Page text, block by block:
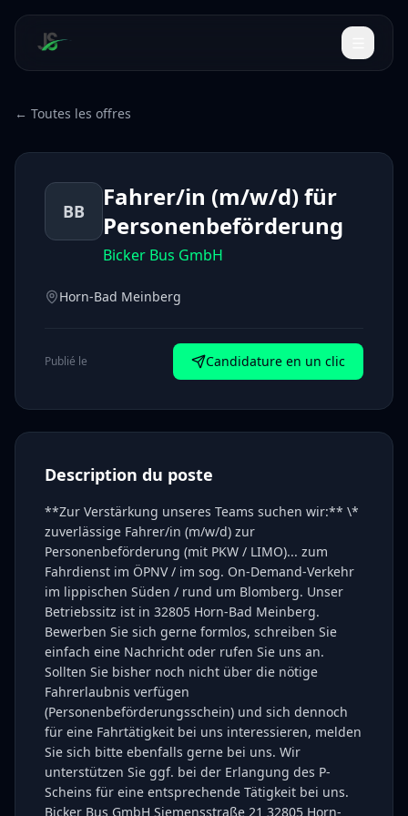
← Toutes les offres
BB
Fahrer/in (m/w/d) für
Personenbeförderung
Bicker Bus GmbH
Horn-Bad Meinberg
Publié le Candidature en un clic
Description du poste
**Zur Verstärkung unseres Teams suchen wir:** \*
zuverlässige Fahrer/in (m/w/d) zur
Personenbeförderung (mit PKW / LIMO)... zum
Fahrdienst im ÖPNV / im sog. On-Demand-Verkehr
im lippischen Süden / rund um Blomberg. Unser
Betriebssitz ist in 32805 Horn-Bad Meinberg.
Bewerben Sie sich gerne formlos, schreiben Sie
einfach eine Nachricht oder rufen Sie uns an.
Sollten Sie bisher noch nicht über die nötige
Fahrerlaubnis verfügen
(Personenbeförderungsschein) und sich dennoch
für eine Fahrtätigkeit bei uns interessieren, melden
Sie sich bitte ebenfalls gerne bei uns. Wir
unterstützen Sie ggf. bei der Erlangung des P-
Scheins für eine entsprechende Tätigkeit bei uns.
Bicker Bus GmbH Siemensstraße 21 32805 Horn-